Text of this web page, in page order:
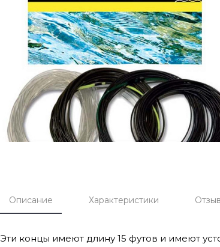
Описание Характеристики
Эти концы имеют длину 15 футов и имеют